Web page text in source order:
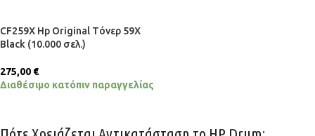
CF259X Hp Original Tόνερ 59X
Black (10.000 σελ.)
275,00 €
Διαθέσιμο κατόπιν παραγγελίας